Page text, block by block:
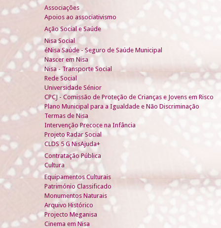
Associações
Apoios ao associativismo
Ação Social e Saúde
Nisa Social
éNisa Saúde - Seguro de Saúde Municipal
Nascer em Nisa
Nisa - Transporte Social
Rede Social
Universidade Sénior
CPCJ - Comissão de Proteção de Crianças e Jovens em Risco
Plano Municipal para a Igualdade e Não Discriminação
Termas de Nisa
Intervenção Precoce na Infância
Projeto Radar Social
CLDS 5 G NisAjuda+
Contratação Pública
Cultura
Equipamentos Culturais
Património Classificado
Monumentos Naturais
Arquivo Histórico
Projecto Meganisa
Cinema em Nisa